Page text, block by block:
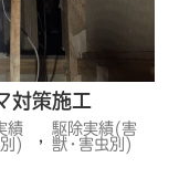
対策施工
績
)
,
駆除実績(害
獣・害虫別)